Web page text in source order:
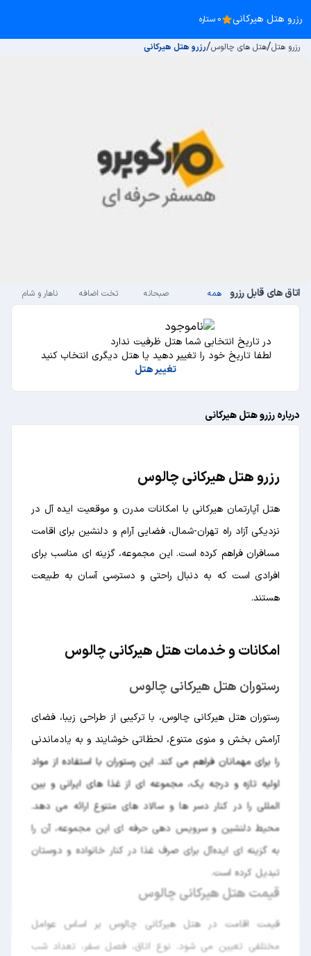
رزرو هتل هیرکانی 0 ستاره
رزرو هتل/هتل های چالوس/رزرو هتل هیرکانی
اتاق های قابل رزرو همه صبحانه تخت اضافه ناهار و شام
در تاریخ انتخابی شما هتل ظرفیت ندارد
لطفا تاریخ خود را تغییر دهید یا هتل دیگری انتخاب کنید
تغییر هتل
درباره رزرو هتل هیرکانی
رزرو هتل هیرکانی چالوس
هتل آپارتمان هیرکانی با امکانات مدرن و موقعیت ایده ‌آل در
نزدیکی آزاد راه تهران-شمال، فضایی آرام و دلنشین برای اقامت
مسافران فراهم کرده است. این مجموعه، گزینه‌ ای مناسب برای
افرادی است که به دنبال راحتی و دسترسی آسان به طبیعت
هستند.
امکانات و خدمات هتل هیرکانی چالوس
رستوران هتل هیرکانی چالوس
رستوران هتل هیرکانی چالوس، با ترکیبی از طراحی زیبا، فضای
آرامش‌ بخش و منوی متنوع، لحظاتی خوشایند و به ‌یادماندنی
را برای مهمانان فراهم می ‌کند. این رستوران با استفاده از مواد
اولیه تازه و درجه ‌یک، مجموعه ‌ای از غذا های ایرانی و بین‌
المللی را در کنار دسر ها و سالاد های متنوع ارائه می ‌دهد.
محیط دلنشین و سرویس ‌دهی حرفه ‌ای این مجموعه، آن را
به گزینه ‌ای ایده‌آل برای صرف غذا در کنار خانواده و دوستان
تبدیل کرده است.
قیمت هتل هیرکانی چالوس
قیمت اقامت در هتل هیرکانی چالوس بر اساس عوامل
مختلفی تعیین می‌ شود. نوع اتاق، فصل سفر، تعداد شب